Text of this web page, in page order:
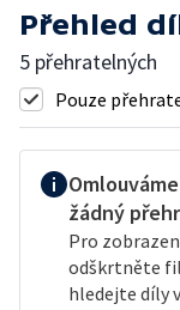
Přehled
5 přehratelných
Pouze
žádný
Pro
odškrtněte
hledejte díly